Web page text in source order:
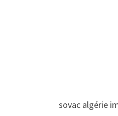
sovac algérie